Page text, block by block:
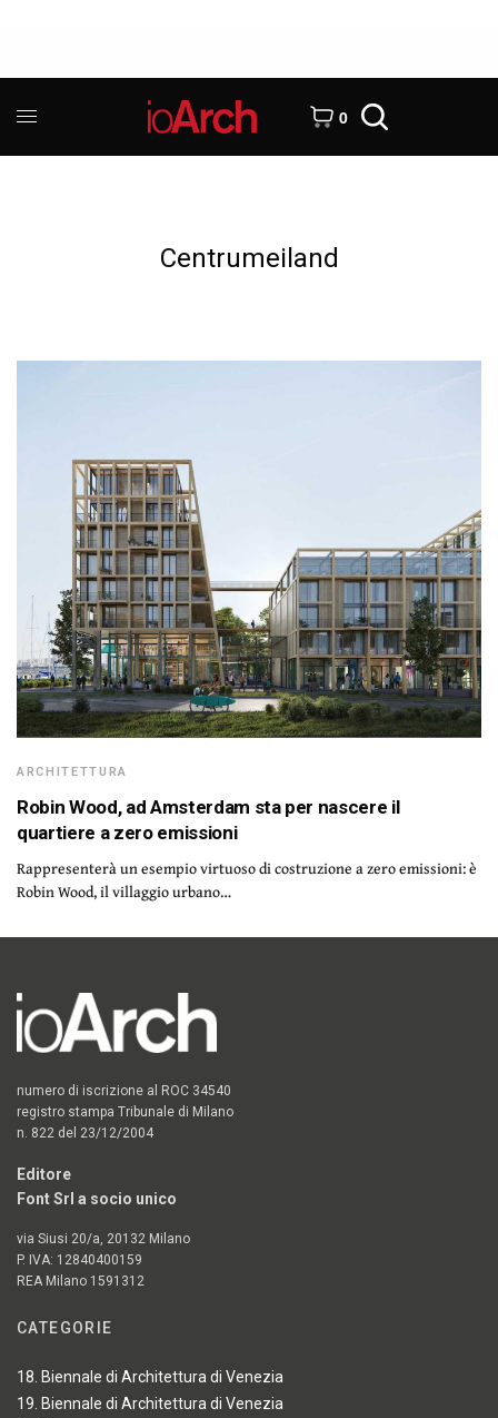
0
Centrumeiland
ARCHITETTURA
Robin Wood, ad Amsterdam sta per nascere il
quartiere a zero emissioni
Rappresenterà un esempio virtuoso di costruzione a zero emissioni: è
Robin Wood, il villaggio urbano…
numero di iscrizione al ROC 34540
registro stampa Tribunale di Milano
n. 822 del 23/12/2004
Editore
Font Srl a socio unico
via Siusi 20/a, 20132 Milano
P. IVA: 12840400159
REA Milano 1591312
CATEGORIE
18. Biennale di Architettura di Venezia
19. Biennale di Architettura di Venezia